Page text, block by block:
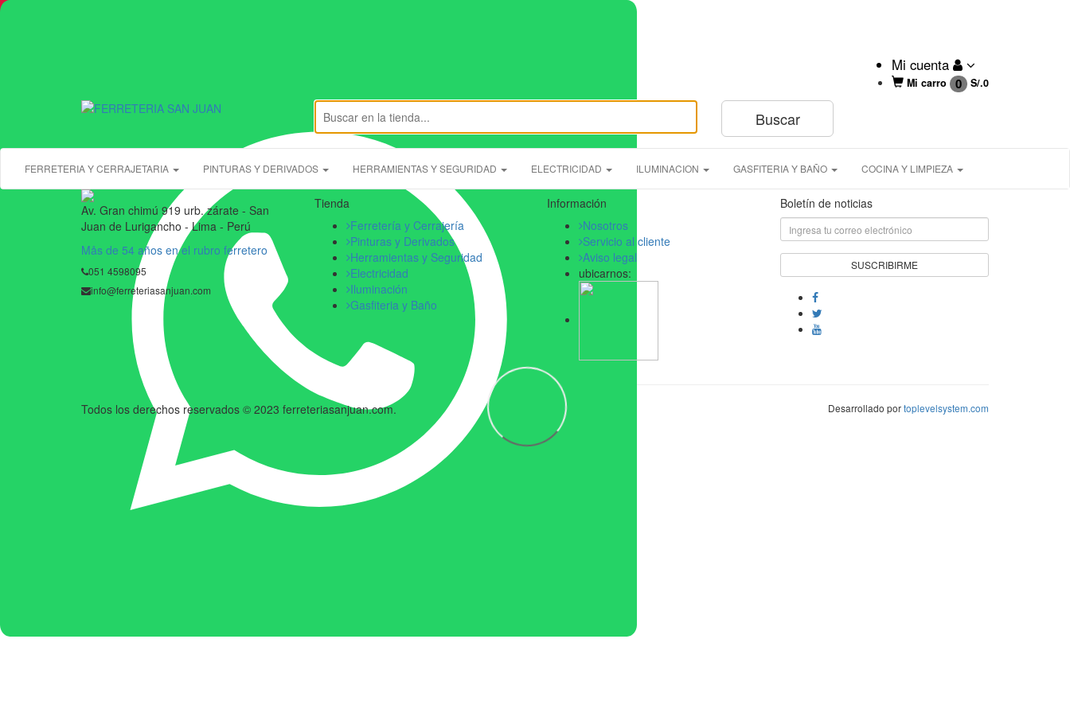
Mi cuenta
Mi carro 0 S/.0
FERRETERIA Y CERRAJETARIA PINTURAS Y DERIVADOS HERRAMIENTAS Y SEGURIDAD ELECTRICIDAD ILUMINACION GASFITERIA Y BAÑO COCINA Y LIMPIEZA
Av. Gran chimú 919 urb. zárate - San
Juan de Lurigancho - Lima - Perú
Mås de 54 años en el rubro ferretero
051 4598095
info@ferreteriasanjuan.com
Tienda
Ferretería y Cerrajería
Pinturas y Derivados
Herramientas y Seguridad
Electricidad
Iluminación
Gasfiteria y Baño
Información
Nosotros
Servicio al cliente
Aviso legal
ubicarnos:
Boletín de noticias
Todos los derechos reservados © 2023 ferreteriasanjuan.com. Desarrollado portoplevelsystem.com